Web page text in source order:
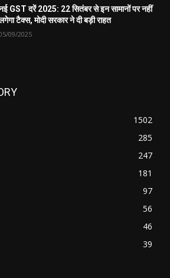
GST दरें 2025: 22 सितंबर से इन सामानों पर नहीं
टैक्स, मोदी सरकार ने दी बड़ी राहत
09/2025
1502
285
247
181
97
56
46
39